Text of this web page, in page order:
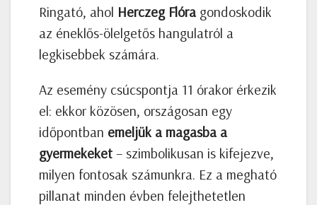
Ringató, ahol Herczeg Flóragondoskodik
az éneklős-ölelgetős hangulatról a
legkisebbek számára.
Az esemény csúcspontja 11 órakor érkezik
el: ekkor közösen, országosan egy
időpontban emeljük a magasba a
gyermekeket – szimbolikusan is kifejezve,
milyen fontosak számunkra. Ez a megható
pillanat minden évben felejthetetlen